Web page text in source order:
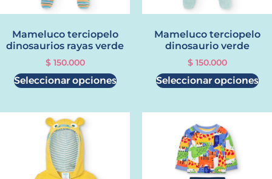
Mameluco terciopelo
dinosaurios rayas verde
$150.000
Seleccionar opciones
Mameluco terciopelo
dinosaurio verde
$150.000
Seleccionar opciones